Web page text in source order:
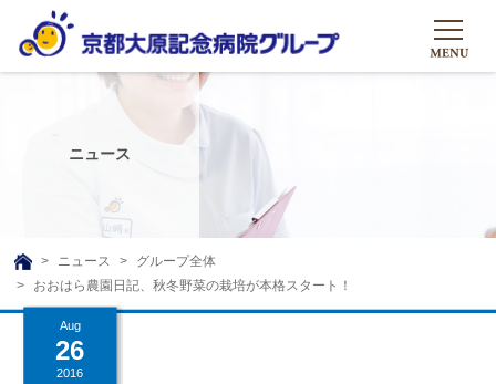
グループについて
グループについて
理事長挨拶
沿革ストーリー
基本的マインド
グループの取り組み
リハビリテーション
訪問サービス
大原のこと
メディア
ニュース
シャトルバス
ニュース
TOP
ニュース
グループ全体
おおはら農園日記、秋冬野菜の栽培が本格スタート！
Aug
26
2016